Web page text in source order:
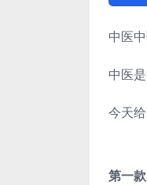
中医
中医
今天
第一